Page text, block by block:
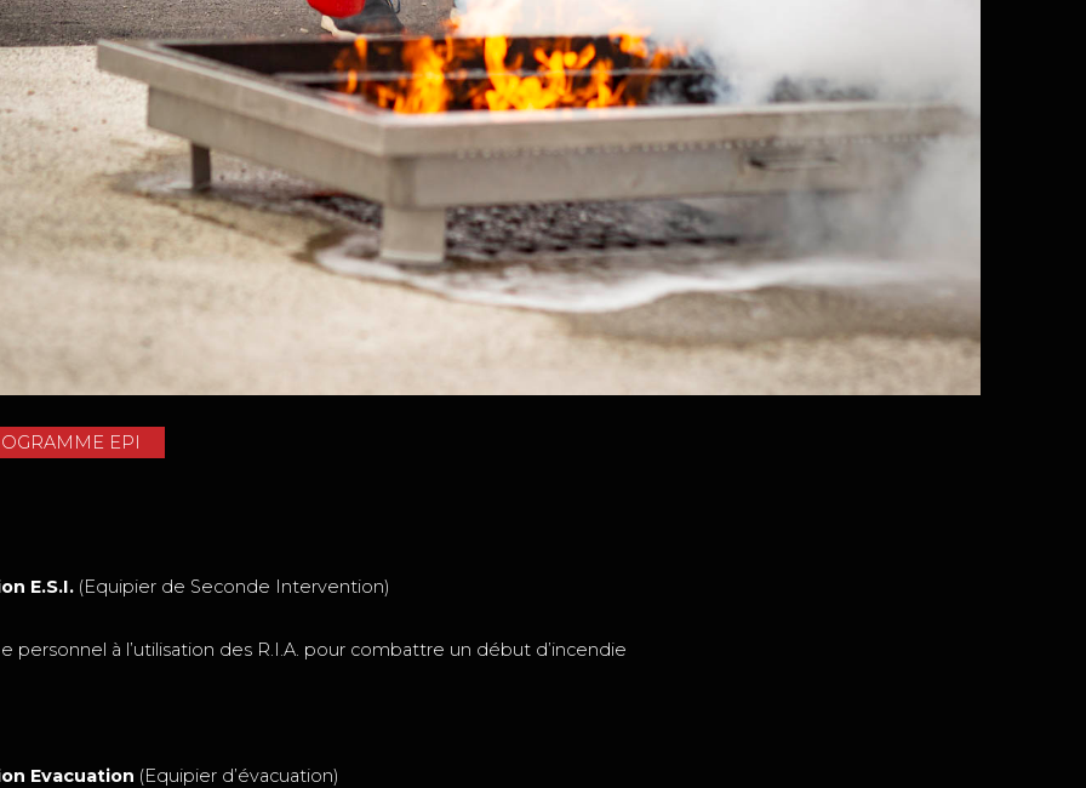
EPI
E.S.I. (Equipier de Seconde Intervention)
personnel à l’utilisation des R.I.A. pour combattre un début d’incendie
Evacuation (Equipier d’évacuation)